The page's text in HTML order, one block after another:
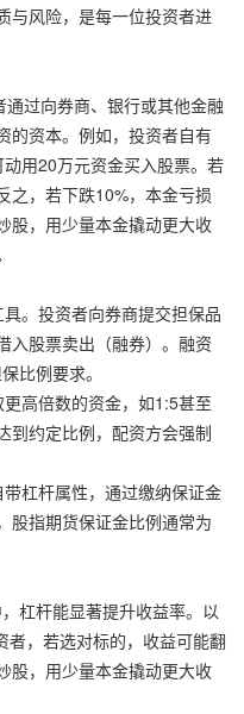
与风险，是每一位投资者进
通过向券商、银行或其他金融
的资本。例如，投资者自有
用20万元资金买入股票。若
之，若下跌10%，本金亏损
股，用少量本金撬动更大收
。投资者向券商提交担保品
入股票卖出（融券）。融资
比例要求。
高倍数的资金，如1:5甚至
到约定比例，配资方会强制
杠杆属性，通过缴纳保证金
股指期货保证金比例通常为
杠杆能显著提升收益率。以
，若选对标的，收益可能翻
股，用少量本金撬动更大收